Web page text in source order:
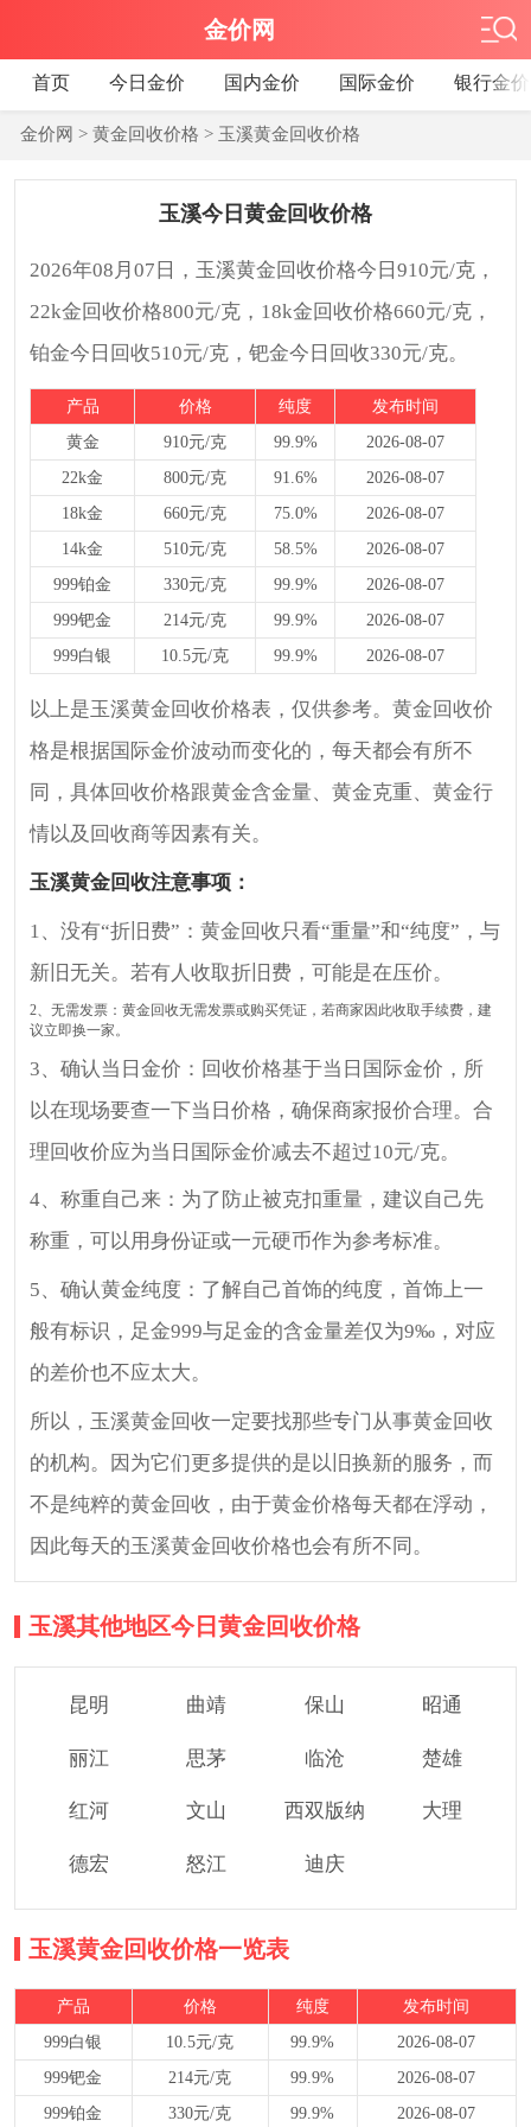
金价网
首页 今日金价 国内金价 国际金价 银行金价
金价网 > 黄金回收价格 > 玉溪黄金回收价格
玉溪今日黄金回收价格
2026年08月07日，玉溪黄金回收价格今日910元/克，
22k金回收价格800元/克，18k金回收价格660元/克，
铂金今日回收510元/克，钯金今日回收330元/克。
产品 价格 纯度
发布时间
黄金
910元/克 99.9%
2026-08-07
22k金
800元/克 91.6%
2026-08-07
18k金
660元/克 75.0%
2026-08-07
14k金
510元/克 58.5%
2026-08-07
999铂金
330元/克 99.9%
2026-08-07
999钯金
214元/克 99.9%
2026-08-07
999白银
10.5元/克 99.9% 2026-08-07
以上是玉溪黄金回收价格表，仅供参考。黄金回收价
格是根据国际金价波动而变化的，每天都会有所不
同，具体回收价格跟黄金含金量、黄金克重、黄金行
情以及回收商等因素有关。
玉溪黄金回收注意事项：
1、没有“折旧费”：黄金回收只看“重量”和“纯度”，与
新旧无关。若有人收取折旧费，可能是在压价。
2、无需发票：黄金回收无需发票或购买凭证，若商家因此收取手续费，建
议立即换一家。
3、确认当日金价：回收价格基于当日国际金价，所
以在现场要查一下当日价格，确保商家报价合理。合
理回收价应为当日国际金价减去不超过10元/克。
4、称重自己来：为了防止被克扣重量，建议自己先
称重，可以用身份证或一元硬币作为参考标准。
5、确认黄金纯度：了解自己首饰的纯度，首饰上一
般有标识，足金999与足金的含金量差仅为9‰，对应
的差价也不应太大。
所以，玉溪黄金回收一定要找那些专门从事黄金回收
的机构。因为它们更多提供的是以旧换新的服务，而
不是纯粹的黄金回收，由于黄金价格每天都在浮动，
因此每天的玉溪黄金回收价格也会有所不同。
玉溪其他地区今日黄金回收价格
昆明 曲靖 保山 昭通
丽江 思茅 临沧 楚雄
红河 文山 西双版纳 大理
德宏 怒江 迪庆
玉溪黄金回收价格一览表
产品 价格 纯度
发布时间
999白银
10.5元/克 99.9%
2026-08-07
999钯金
214元/克 99.9%
2026-08-07
999铂金
330元/克 99.9% 2026-08-07